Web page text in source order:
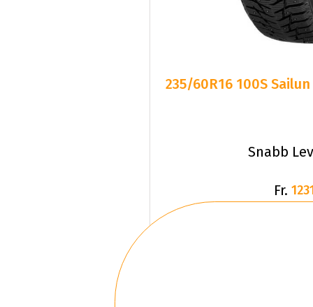
235/60R16 100S Sailun
Snabb
Fr.